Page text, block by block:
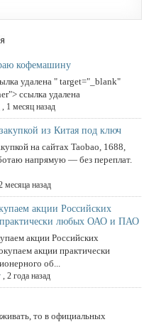
кофемашину
удалена " target="_blank"
ссылка удалена
, 1 месяц назад
из Китая под ключ
на сайтах Taobao, 1688,
напрямую — без переплат.
месяца назад
акции Российских
любых ОАО и ПАО
акции Российских
акции практически
об...
,2 года назад
то в официальных